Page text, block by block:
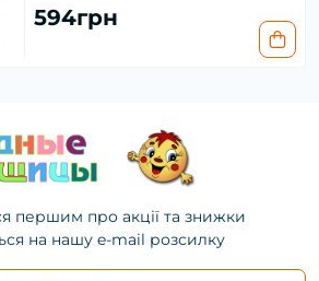
594грн
першим про акції та знижки
на нашу e-mail розсилку